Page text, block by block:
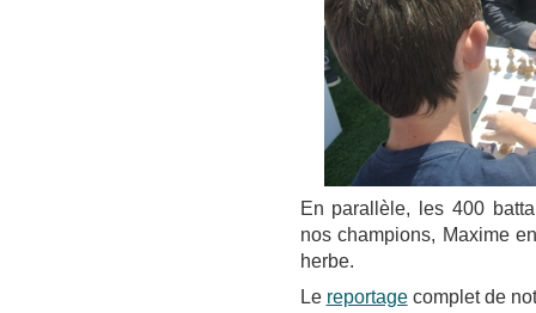
En parallèle, les 400
nos champions, Maxime
herbe.
Le reportagecomplet de